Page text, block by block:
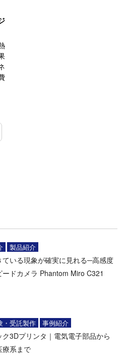
製品紹介
ている現象が確実に見れる─高感度
ードカメラ Phantom Miro C321
・受託製作 事例紹介
ク3Dプリンタ｜電気電子部品から
療系まで